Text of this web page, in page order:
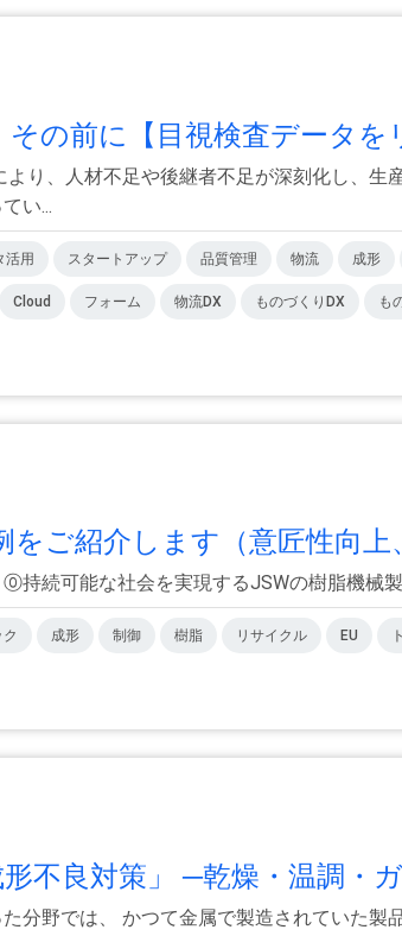
の前に【目視検査データを
り、人材不足や後継者不足が深刻化し、生
い...
活用 スタートアップ 品質管理 物流 成形
Cloud フォーム 物流DX ものづくりDX も
をご紹介します（意匠性向上
持続可能な社会を実現するJSWの樹脂機械
成形 制御 樹脂 リサイクル EU
形不良対策」 ─乾燥・温調・
分野では、 かつて金属で製造されていた製